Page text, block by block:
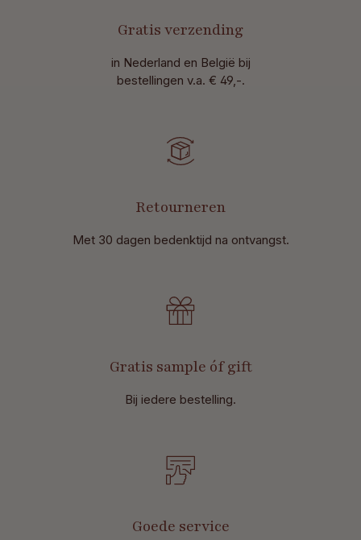
Gratis verzending
in Nederland en België bij
bestellingen v.a. € 49,-.
Retourneren
Met 30 dagen bedenktijd na ontvangst.
Gratis sample óf gift
Bij iedere bestelling.
Goede service